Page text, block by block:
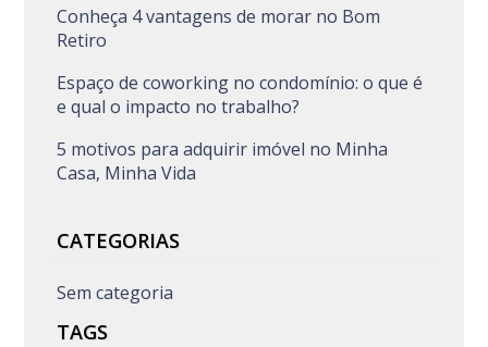
Conheça 4 vantagens de morar no Bom
Retiro
Espaço de coworking no condomínio: o que é
e qual o impacto no trabalho?
5 motivos para adquirir imóvel no Minha
Casa, Minha Vida
CATEGORIAS
Sem categoria
TAGS